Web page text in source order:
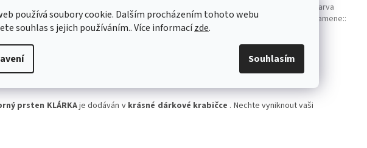
používá soubory cookie. Dalším procházením tohoto webu
souhlas s jejich používáním.. Více informacízde.
Souhlasím
povrchové úpravěRHODIEMje šperk podobný bílému zlatu a vyznačuje
leskem a lepší odolností
šperky jsou kontrolovány státním puncovním úřadem ČR a kontrovány, že se
o stříbrný šperk ryzosti 925/1000 a daný šperk neobsahuje nikl (nikl způsobuje
prsten KLÁRKAje dodáván v krásné dárkové krabičce . Nechte vyniknout vaši
Barva
kamene::